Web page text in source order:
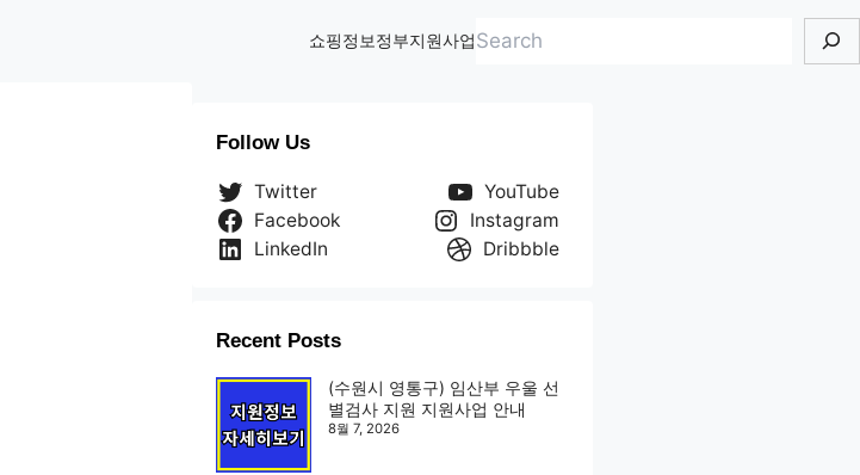
쇼핑정보정부지원사업검
Follow Us
Twitter
YouTube
Facebook
Instagram
LinkedIn
Dribbble
Recent Posts
(수원시 영통구) 임산부 우울 선
별검사 지원 지원사업 안내
8월 7, 2026